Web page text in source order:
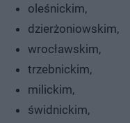
oleśnickim,
dzierżoniowskim,
wrocławskim,
trzebnickim,
milickim,
świdnickim,